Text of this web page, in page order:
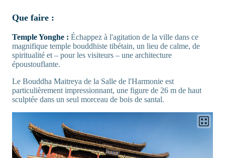
Que faire :
Temple Yonghe : Échappez à l'agitation de la ville dans ce
magnifique temple bouddhiste tibétain, un lieu de calme, de
spiritualité et – pour les visiteurs – une architecture
époustouflante.
Le Bouddha Maitreya de la Salle de l'Harmonie est
particulièrement impressionnant, une figure de 26 m de haut
sculptée dans un seul morceau de bois de santal.